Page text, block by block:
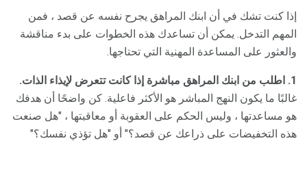
إذا كنت تشك في أن ابنك المراهق يجرح نفسه عن قصد ، فمن
المهم التدخل. يمكن أن تساعدك هذه الخطوات على بدء مناقشة
والعثور على المساعدة المهنية التي تحتاجها.
1. اطلب من ابنك المراهق مباشرة إذا كانت تتعرض لإيذاء الذات.
غالبًا ما يكون النهج المباشر هو الأكثر فاعلية. كن واضحًا أن هدفك
هو مساعدتها ، وليس الحكم على العقوبة أو معاقبتها ، "هل صنعت
هذه التخفيضات على ذراعك عن قصد؟" أو "هل تؤذي نفسك؟"